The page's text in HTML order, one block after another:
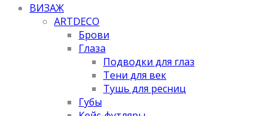
ВИЗАЖ
ARTDECO
Брови
Глаза
Подводки для глаз
Тени для век
Тушь для ресниц
Губы